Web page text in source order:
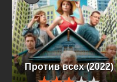
Против всех (2022)